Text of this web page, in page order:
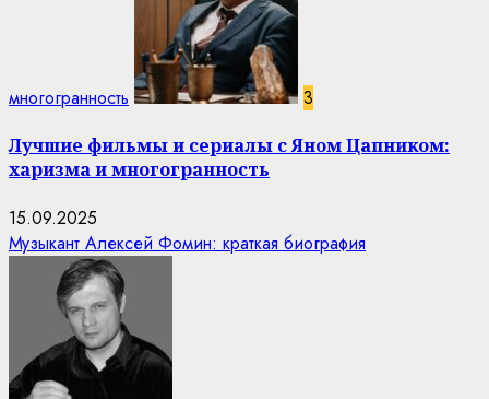
многогранность 3
Лучшие фильмы и сериалы с Яном Цапником:
харизма и многогранность
15.09.2025
Музыкант Алексей Фомин: краткая биография